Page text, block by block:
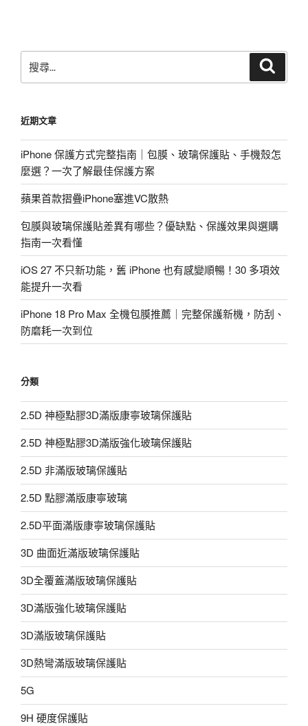
尋
字:
近期文章
iPhone 保護方式完整指南｜包膜、玻璃保護貼、手機殼怎
麼選？一次了解最佳保護方案
蘋果首款摺疊iPhone塞進VC散熱
包膜與玻璃保護貼差異有哪些？優缺點、保護效果與選購
指南一次看懂
iOS 27 不只新功能，舊 iPhone 也有感變順暢！30 多項效
能提升一次看
iPhone 18 Pro Max 全機包膜推薦｜完整保護新機，防刮、
防磨耗一次到位
分類
2.5D 神極點膠3D滿版康寧玻璃保護貼
2.5D 神極點膠3D滿版強化玻璃保護貼
2.5D 非滿版玻璃保護貼
2.5D 點膠滿版康寧玻璃
2.5D平面滿版康寧玻璃保護貼
3D 曲面近滿版玻璃保護貼
3D全覆蓋滿版玻璃保護貼
3D滿版強化玻璃保護貼
3D滿版玻璃保護貼
3D熱彎滿版玻璃保護貼
5G
9H 硬度保護貼